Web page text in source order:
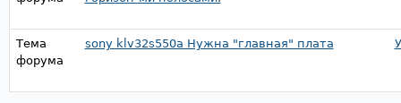
Тема
форума
sony klv32s550a Нужна "главная" плата